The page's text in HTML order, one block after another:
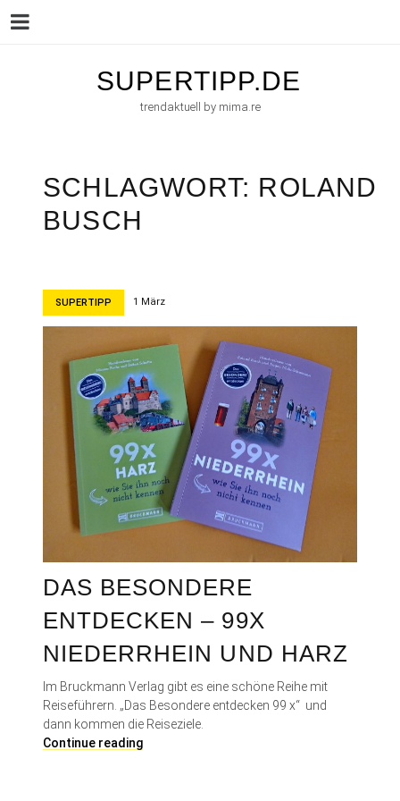
SUPERTIPP.DE
trendaktuell by mima.re
SCHLAGWORT: ROLAND
BUSCH
SUPERTIPP 1 März
DAS BESONDERE
ENTDECKEN – 99X
NIEDERRHEIN UND HARZ
Im Bruckmann Verlag gibt es eine schöne Reihe mit
Reiseführern. „Das Besondere entdecken 99 x“ und
dann kommen die Reiseziele.
Continue readingD
Menu